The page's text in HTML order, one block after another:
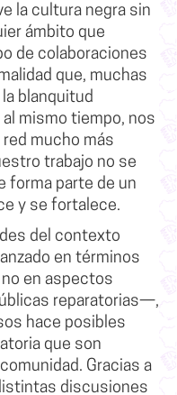
la cultura negra sin
ámbito que
de colaboraciones
que, muchas
blanquitud
al mismo tiempo, nos
mucho más
trabajo no se
forma parte de un
y se fortalece.
del contexto
en términos
en aspectos
reparatorias—,
hace posibles
que son
Gracias a
discusiones